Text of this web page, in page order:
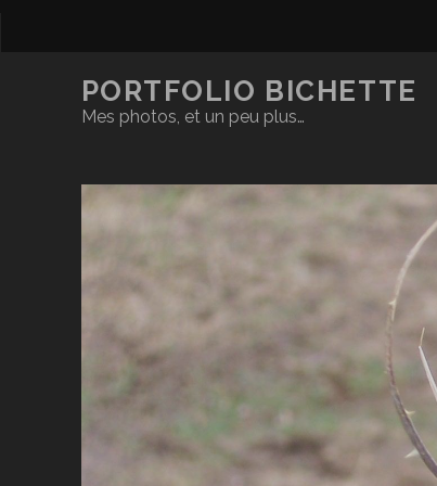
PORTFOLIO BICHETTE
Mes photos, et un peu plus…